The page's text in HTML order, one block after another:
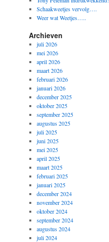
Schaakweetjes vervolg….
Weer wat Weetjes…..
Archieven
juli 2026
mei 2026
april 2026
maart 2026
februari 2026
januari 2026
december 2025
oktober 2025
september 2025
augustus 2025
juli 2025
juni 2025
mei 2025
april 2025
maart 2025
februari 2025
januari 2025
december 2024
november 2024
oktober 2024
september 2024
augustus 2024
juli 2024